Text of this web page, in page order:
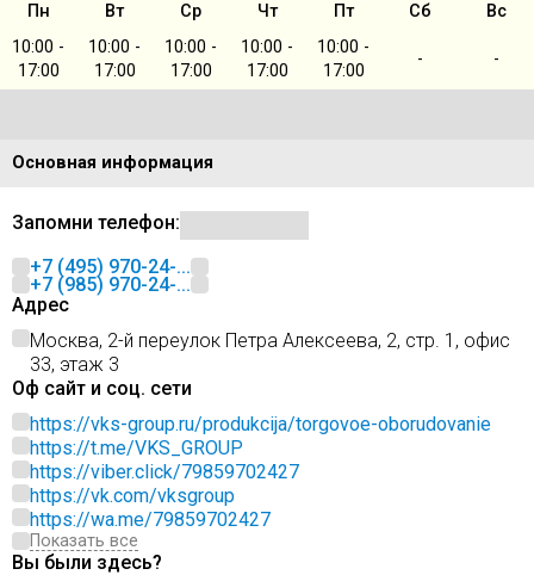
Пн Вт Ср Чт Пт Сб
Вс
10:00 -
17:00
10:00 -
17:00
10:00 -
17:00
10:00 -
17:00
10:00 -
17:00
- -
Основная информация
Запомни телефон:
+7 (495) 970-24-...
+7 (985) 970-24-...
Адрес
Москва, 2-й переулок Петра Алексеева, 2, стр. 1, офис
33, этаж 3
Оф сайт и соц. сети
https://vks-group.ru/produkcija/torgovoe-oborudovanie
https://t.me/VKS_GROUP
https://viber.click/79859702427
https://vk.com/vksgroup
https://wa.me/79859702427
Показать все
Вы были здесь?